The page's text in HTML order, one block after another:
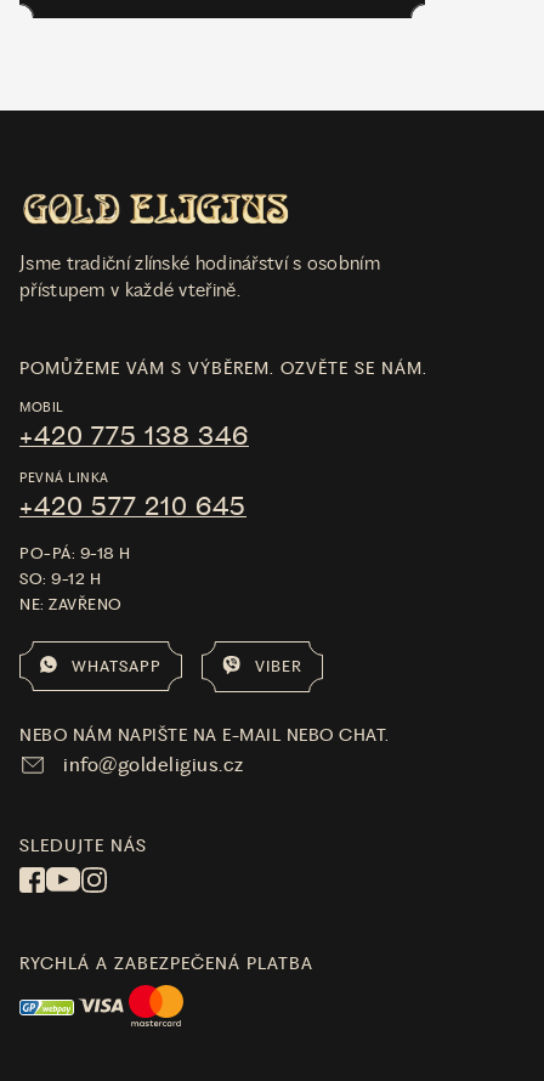
Jsme tradiční zlínské hodinářství s osobním
přístupem v každé vteřině.
POMŮŽEME VÁM S VÝBĚREM. OZVĚTE SE NÁM.
MOBIL
+420 775 138 346
PEVNÁ LINKA
+420 577 210 645
PO-PÁ: 9-18 H
SO: 9-12 H
NE: ZAVŘENO
WHATSAPP VIBER
NEBO NÁM NAPIŠTE NA E-MAIL NEBO CHAT.
info@goldeligius.cz
SLEDUJTE NÁS
RYCHLÁ A ZABEZPEČENÁ PLATBA